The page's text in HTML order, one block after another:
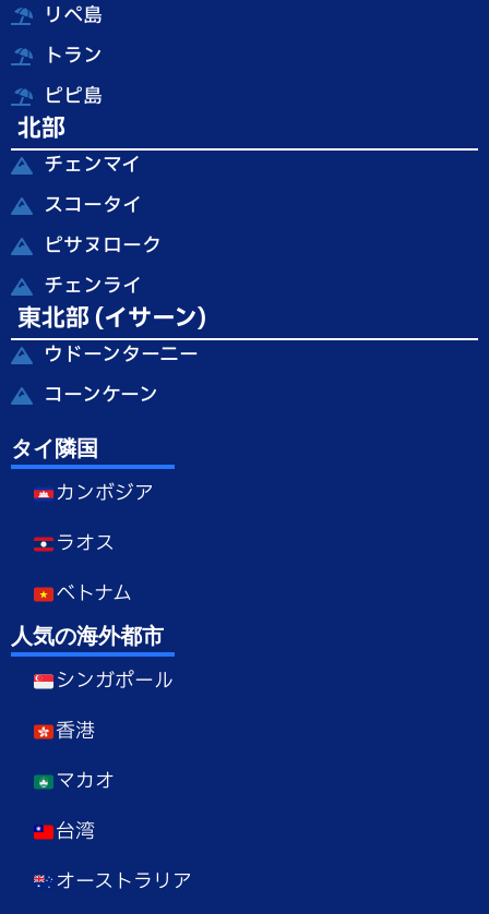
リペ島
トラン
ピピ島
北部
チェンマイ
スコータイ
ピサヌローク
チェンライ
東北部 (イサーン)
ウドーンターニー
コーンケーン
タイ隣国
カンボジア
ラオス
ベトナム
人気の海外都市
シンガポール
香港
マカオ
台湾
オーストラリア